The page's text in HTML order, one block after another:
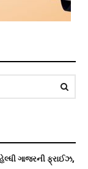
ગાજરની ફ્રાઈઝ,